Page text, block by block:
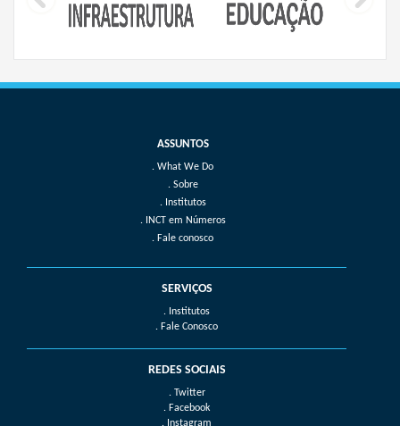
What We Do
Sobre
Institutos
INCT em Números
Fale conosco
SERVIÇOS
. Institutos
. Fale Conosco
REDES SOCIAIS
. Twitter
. Facebook
. Instagram